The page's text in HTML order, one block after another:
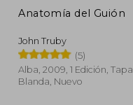
Anatomía del Guión
John Truby
(5)
Alba, 2009, 1 Edición, Tapa
Blanda, Nuevo